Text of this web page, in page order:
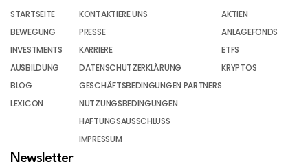
STARTSEITE
BEWEGUNG
INVESTMENTS
AUSBILDUNG
BLOG
LEXICON
KONTAKTIERE UNS
PRESSE
KARRIERE
DATENSCHUTZERKLÄRUNG
GESCHÄFTSBEDINGUNGEN PARTNERS
NUTZUNGSBEDINGUNGEN
HAFTUNGSAUSSCHLUSS
IMPRESSUM
AKTIEN
ANLAGEFONDS
ETFS
KRYPTOS
Newsletter